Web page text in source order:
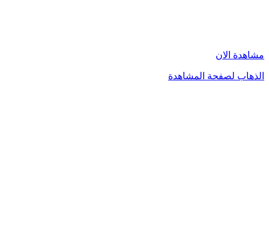
مشاهدة الان
الذهاب لصفحة المشاهدة